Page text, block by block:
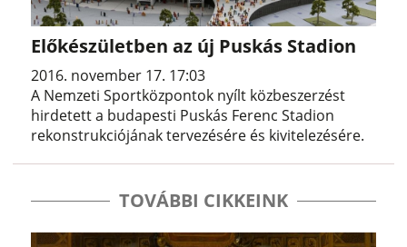
Előkészületben az új Puskás Stadion
2016. november 17. 17:03
A Nemzeti Sportközpontok nyílt közbeszerzést
hirdetett a budapesti Puskás Ferenc Stadion
rekonstrukciójának tervezésére és kivitelezésére.
TOVÁBBI CIKKEINK